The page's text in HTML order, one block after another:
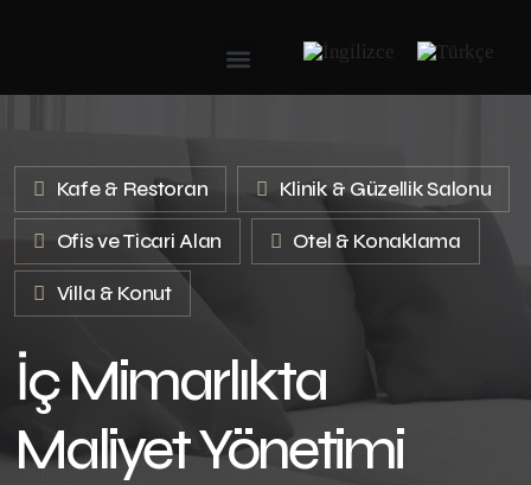
Kafe & Restoran Klinik & Güzellik Salonu
Ofis ve Ticari Alan Otel & Konaklama
Villa & Konut
İç Mimarlıkta
Maliyet Yönetimi